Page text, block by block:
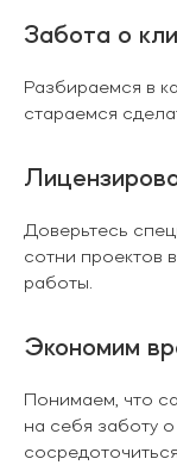
Забота о
Разбираемся в
стараемся
Доверьтесь
сотни проектов
работы.
Экономим
Понимаем, что
на себя заботу